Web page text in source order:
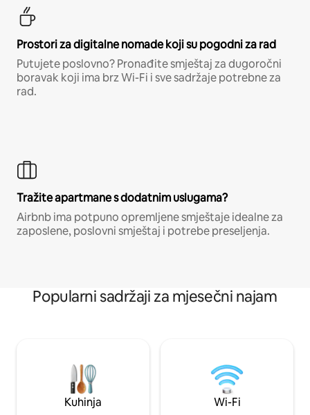
Prostori za digitalne nomade koji su pogodni za rad
Putujete poslovno? Pronađite smještaj za dugoročni
boravak koji ima brz Wi-Fi i sve sadržaje potrebne za
rad.
Tražite apartmane s dodatnim uslugama?
Airbnb ima potpuno opremljene smještaje idealne za
zaposlene, poslovni smještaj i potrebe preseljenja.
Popularni sadržaji za mjesečni najam
Kuhinja Wi-Fi